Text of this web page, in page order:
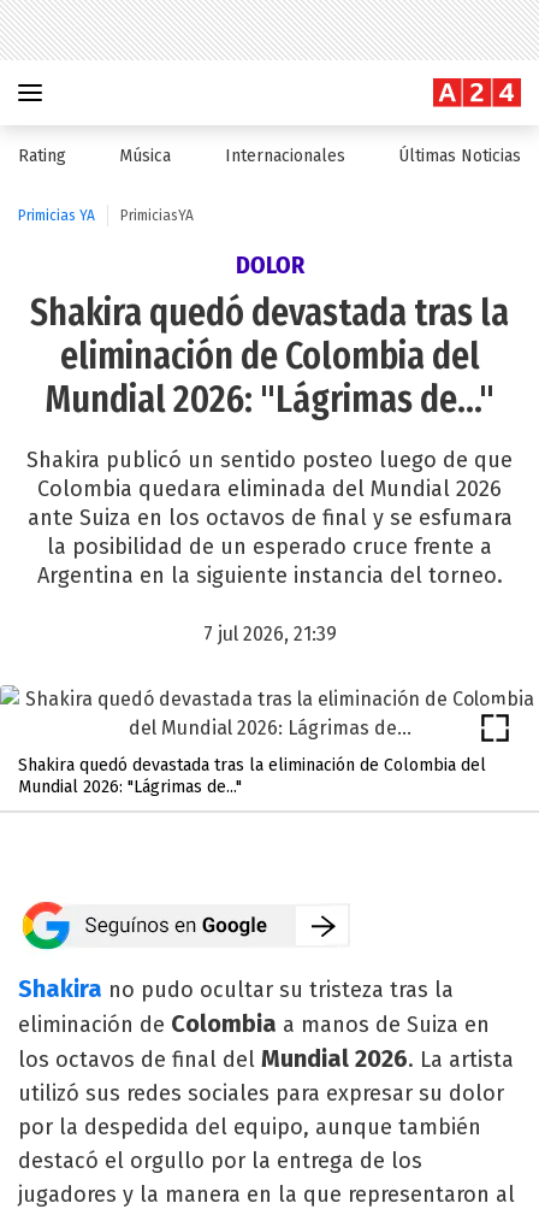
Rating Música Internacionales Últimas Noticias
Primicias YA PrimiciasYA
DOLOR
Shakira quedó devastada tras la
eliminación de Colombia del
Mundial 2026: "Lágrimas de..."
Shakira publicó un sentido posteo luego de que
Colombia quedara eliminada del Mundial 2026
ante Suiza en los octavos de final y se esfumara
la posibilidad de un esperado cruce frente a
Argentina en la siguiente instancia del torneo.
7 jul 2026, 21:39
Shakira quedó devastada tras la eliminación de Colombia del
Mundial 2026: "Lágrimas de..."
Shakira no pudo ocultar su tristeza tras la
eliminación de Colombia a manos de Suiza en
los octavos de final del Mundial 2026. La artista
utilizó sus redes sociales para expresar su dolor
por la despedida del equipo, aunque también
destacó el orgullo por la entrega de los
jugadores y la manera en la que representaron al